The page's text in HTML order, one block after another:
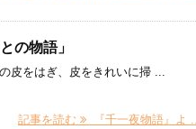
の物語」
皮をはぎ、皮をきれいに掃 ...
記事を読む 『千一夜物語』よ ...